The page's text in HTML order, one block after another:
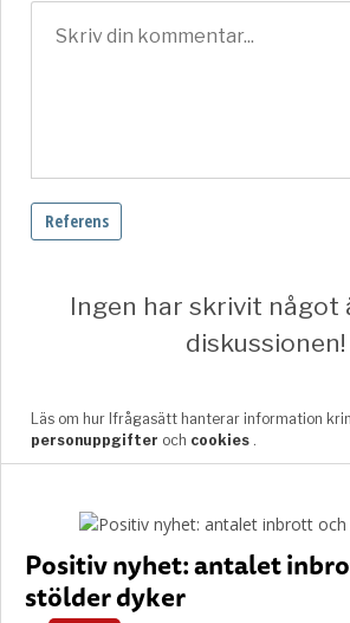
Positiv nyhet: antalet
stölder dyker